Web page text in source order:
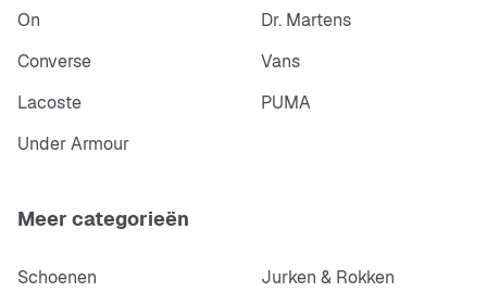
On
Dr. Martens
Converse
Vans
Lacoste
PUMA
Under Armour
Meer categorieën
Schoenen
Jurken & Rokken